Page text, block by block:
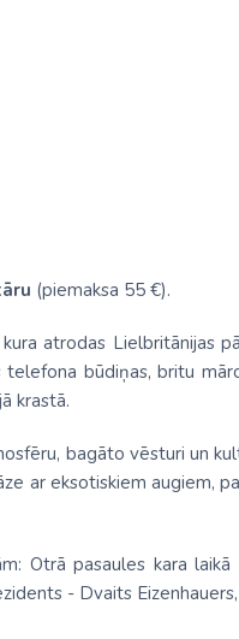
(piemaksa 55 €).
atrodas Lielbritānijas
būdiņas, britu
krastā.
bagāto vēsturi un
ar eksotiskiem augiem,
Otrā pasaules kara
- Dvaits